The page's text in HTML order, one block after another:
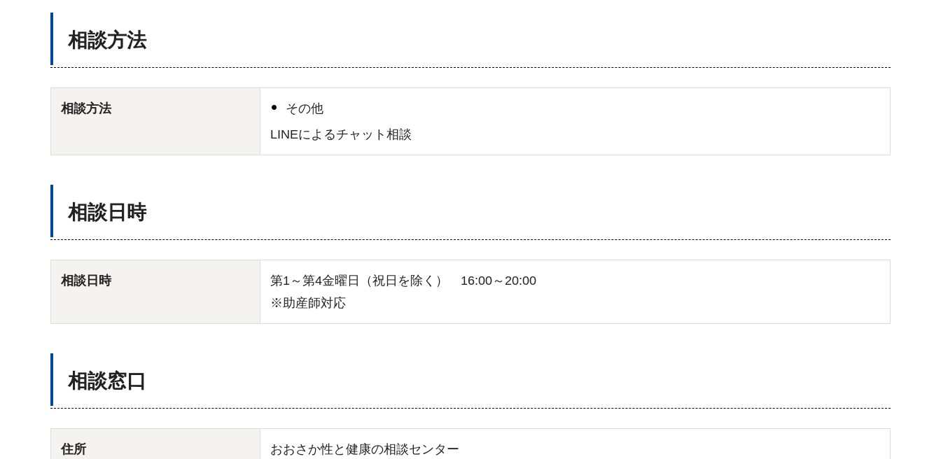
相談方法
相談方法
その他
LINEによるチャット相談
相談日時
相談日時
第1～第4金曜日（祝日を除く） 16:00～20:00
※助産師対応
相談窓口
住所
おおさか性と健康の相談センター